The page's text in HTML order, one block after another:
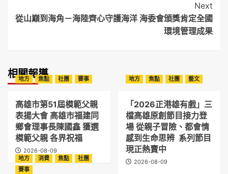
Next
從山巔到海角－海陸齊心守護海洋 海委會頒獎肯定全國
環境管理成果
相關報導
地方 焦點 社團 賽事
高雄市第51屆模範父親
表揚大會 高雄市福建同
鄉會理事長陳國鑫 獲選
模範父親 各界祝福
2026-08-09
地方 焦點 社團 藝文
「2026正港雄有戲」三
檔高雄原創節目接力登
場 從親子冒險、都會情
感到生命思辨 系列節目
現正熱賣中
2026-08-09
地方 消費 焦點
社團
賽事